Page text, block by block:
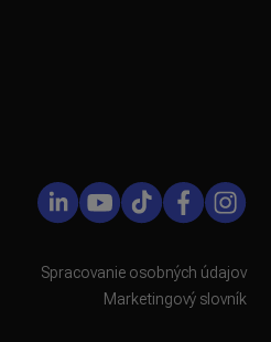
Spracovanie osobných údajov
Marketingový slovník